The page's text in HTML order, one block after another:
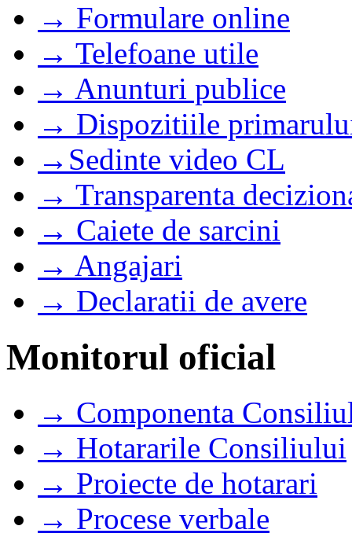
→ Formulare online
→ Telefoane utile
→ Anunturi publice
→ Dispozitiile
→Sedinte video CL
→ Transparenta
→ Caiete de sarcini
→ Angajari
→ Declaratii de avere
Monitorul oficial
→ Componenta
→ Hotararile Consiliului
→ Proiecte de hotarari
→ Procese verbale